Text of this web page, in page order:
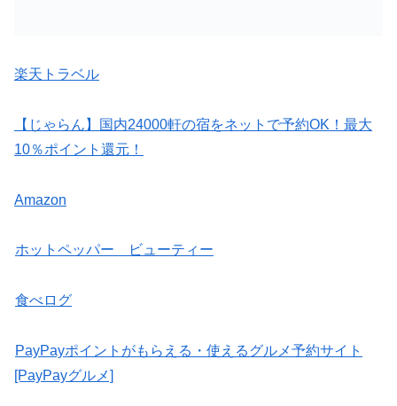
楽天トラベル
【じゃらん】国内24000軒の宿をネットで予約OK！最大
10％ポイント還元！
Amazon
ホットペッパー ビューティー
食べログ
PayPayポイントがもらえる・使えるグルメ予約サイト
[PayPayグルメ]